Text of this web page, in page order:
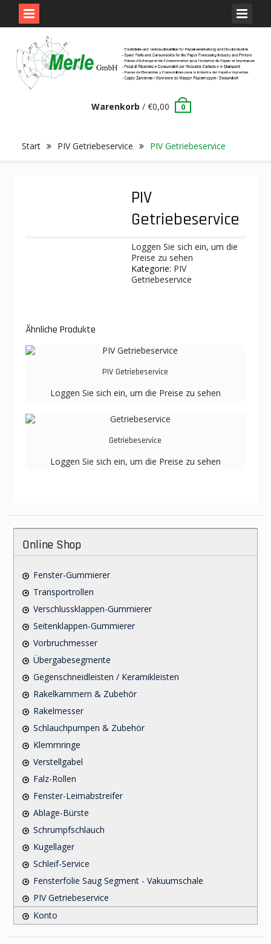
content
Warenkorb / €0,00 0
Start PIV Getriebeservice PIV Getriebeservice
PIV
Getriebeservice
Loggen Sie sich ein, um die
Preise zu sehen
Kategorie: PIV
Getriebeservice
Ähnliche Produkte
PIV Getriebeservice
Loggen Sie sich ein, um die Preise zu sehen
Getriebeservice
Loggen Sie sich ein, um die Preise zu sehen
Online Shop
Fenster-Gummierer
Transportrollen
Verschlussklappen-Gummierer
Seitenklappen-Gummierer
Vorbruchmesser
Übergabesegmente
Gegenschneidleisten / Keramikleisten
Rakelkammern & Zubehör
Rakelmesser
Schlauchpumpen & Zubehör
Klemmringe
Verstellgabel
Falz-Rollen
Fenster-Leimabstreifer
Ablage-Bürste
Schrumpfschlauch
Kugellager
Schleif-Service
Fensterfolie Saug Segment - Vakuumschale
PIV Getriebeservice
Konto